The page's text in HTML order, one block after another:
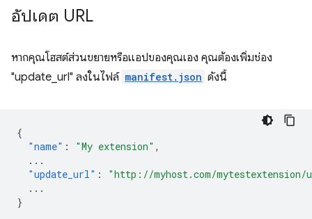
อัปเดต URL
หากคุณโฮสต์ส่วนขยายหรือแอปของคุณเอง คุณต้องเพิ่มช่อง
"update_url" ลงในไฟล์ manifest.json ดังนี้
{
"name" : "My extension" ,
...
"update_url" :
"http://myhost.com/mytestextension/
...
}